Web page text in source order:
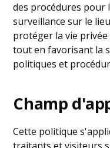
des procédures pour
surveillance sur le
protéger la vie privée
tout en favorisant la
politiques et
Champ
Cette politique